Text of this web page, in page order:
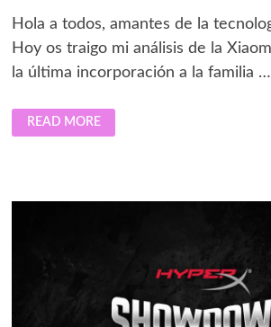
Hola a todos, amantes de la
Hoy os traigo mi análisis de la
la última incorporación a la familia …
XIAOMI
SMART
BAND
O
READ MORE